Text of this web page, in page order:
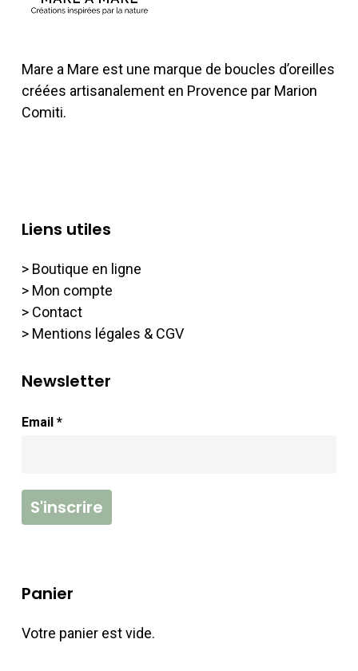
Mare a Mare est une marque de boucles d’oreilles
créées artisanalement en Provence par Marion
Comiti.
Liens utiles
> Boutique en ligne
> Mon compte
> Contact
> Mentions légales & CGV
Newsletter
Email *
Panier
Votre panier est vide.